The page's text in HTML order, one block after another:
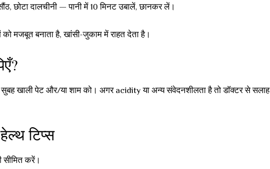
छोटा दालचीनी — पानी में 10 मिनट उबालें, छानकर लें।
मजबूत बनाता है, खांसी-जुकाम में राहत देता है।
खाली पेट और/या शाम को। अगर acidity या अन्य संवेदनशीलता है तो डॉक्टर से सलाह
टिप्स
सीमित करें।